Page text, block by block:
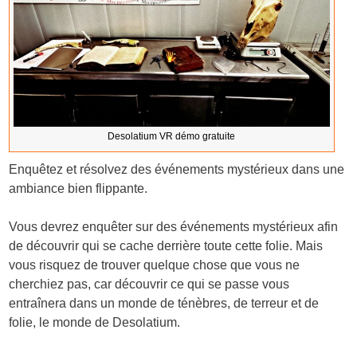
Desolatium VR démo gratuite
Enquêtez et résolvez des événements mystérieux dans une
ambiance bien flippante.
Vous devrez enquêter sur des événements mystérieux afin
de découvrir qui se cache derrière toute cette folie. Mais
vous risquez de trouver quelque chose que vous ne
cherchiez pas, car découvrir ce qui se passe vous
entraînera dans un monde de ténèbres, de terreur et de
folie, le monde de Desolatium.